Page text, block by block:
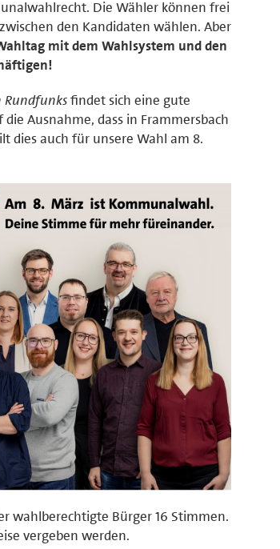
Die Wähler können frei
den Kandidaten wählen. Aber
mit dem Wahlsystem und den
Rundfunksfindet sich eine gute
die Ausnahme, dass in Frammersbach
dies auch für unsere Wahl am 8.
wahlberechtigte Bürger 16 Stimmen.
vergeben werden.